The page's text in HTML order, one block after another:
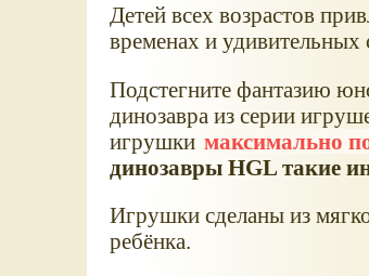
Детей всех возрастов
временах и
Подстегните фантазию
динозавра из серии
игрушки максимально
динозавры HGL такие
Игрушки сделаны из
ребёнка.